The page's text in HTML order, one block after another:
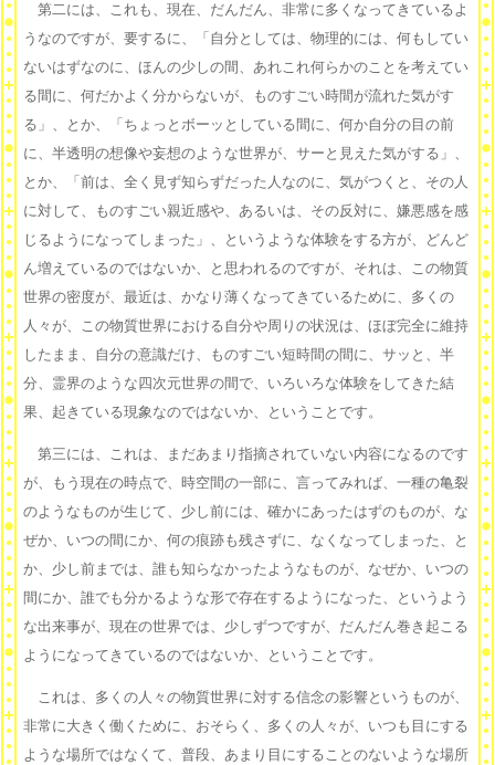
第二には、これも、現在、だんだん、非常に多くなってきているよ
うなのですが、要するに、「自分としては、物理的には、何もしてい
ないはずなのに、ほんの少しの間、あれこれ何らかのことを考えてい
る間に、何だかよく分からないが、ものすごい時間が流れた気がす
る」、とか、「ちょっとボーッとしている間に、何か自分の目の前
に、半透明の想像や妄想のような世界が、サーと見えた気がする」、
とか、「前は、全く見ず知らずだった人なのに、気がつくと、その人
に対して、ものすごい親近感や、あるいは、その反対に、嫌悪感を感
じるようになってしまった」、というような体験をする方が、どんど
ん増えているのではないか、と思われるのですが、それは、この物質
世界の密度が、最近は、かなり薄くなってきているために、多くの
人々が、この物質世界における自分や周りの状況は、ほぼ完全に維持
したまま、自分の意識だけ、ものすごい短時間の間に、サッと、半
分、霊界のような四次元世界の間で、いろいろな体験をしてきた結
果、起きている現象なのではないか、ということです。
第三には、これは、まだあまり指摘されていない内容になるのです
が、もう現在の時点で、時空間の一部に、言ってみれば、一種の亀裂
のようなものが生じて、少し前には、確かにあったはずのものが、な
ぜか、いつの間にか、何の痕跡も残さずに、なくなってしまった、と
か、少し前までは、誰も知らなかったようなものが、なぜか、いつの
間にか、誰でも分かるような形で存在するようになった、というよう
な出来事が、現在の世界では、少しずつですが、だんだん巻き起こる
ようになってきているのではないか、ということです。
これは、多くの人々の物質世界に対する信念の影響というものが、
非常に大きく働くために、おそらく、多くの人々が、いつも目にする
ような場所ではなくて、普段、あまり目にすることのないような場所